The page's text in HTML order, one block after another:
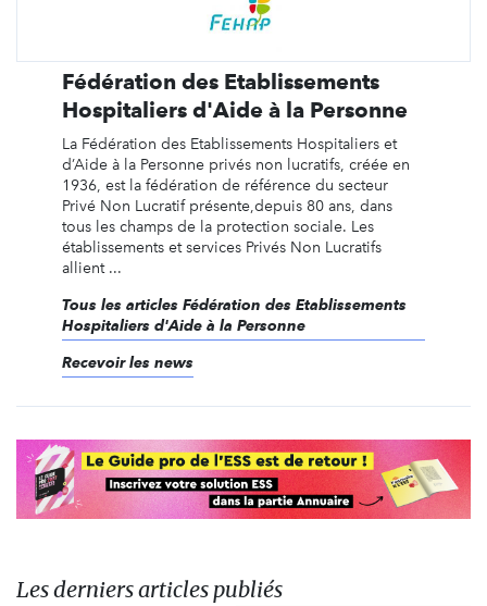
Fédération des Etablissements
Hospitaliers d'Aide à la Personne
La Fédération des Etablissements Hospitaliers et
d’Aide à la Personne privés non lucratifs, créée en
1936, est la fédération de référence du secteur
Privé Non Lucratif présente,depuis 80 ans, dans
tous les champs de la protection sociale. Les
établissements et services Privés Non Lucratifs
allient ...
Tous les articles Fédération des Etablissements
Hospitaliers d'Aide à la Personne
Recevoir les news
Les derniers articles publiés